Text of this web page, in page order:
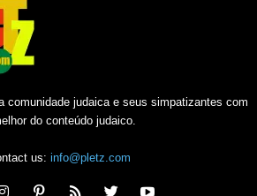
comunidade judaica e seus simpatizantes com
do conteúdo judaico.
us: info@pletz.com